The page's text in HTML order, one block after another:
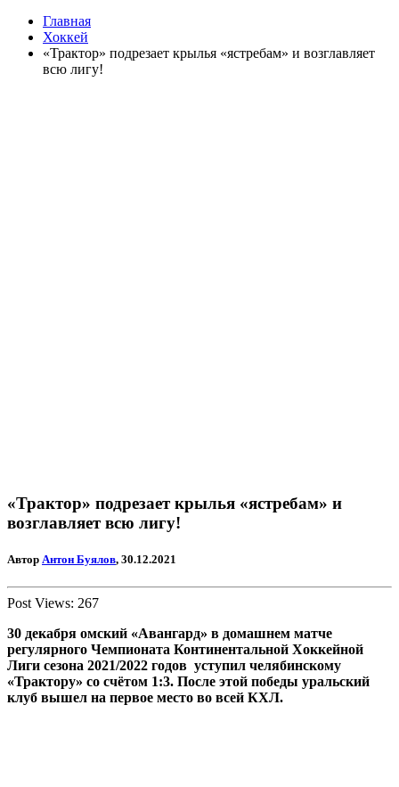
Главная
Хоккей
«Трактор» подрезает крылья «ястребам» и возглавляет
всю лигу!
«Трактор» подрезает крылья «ястребам» и
возглавляет всю лигу!
Автор Антон Буялов, 30.12.2021
Post Views: 267
30 декабря омский «Авангард» в домашнем матче
регулярного Чемпионата Континентальной Хоккейной
Лиги сезона 2021/2022 годов уступил челябинскому
«Трактору» со счётом 1:3. После этой победы уральский
клуб вышел на первое место во всей КХЛ.